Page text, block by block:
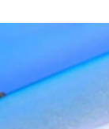
Son
Haber